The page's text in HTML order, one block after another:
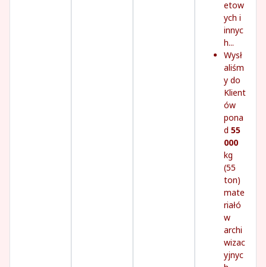
etow
ych i
innyc
h...
Wysł
aliśm
y do
Klient
ów
pona
d 55
000
kg
(55
ton)
mate
riałó
w
archi
wizac
yjnyc